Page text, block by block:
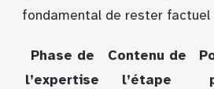
fondamental de rester factuel
Phase de
l’expertise
Contenu de
l’étape